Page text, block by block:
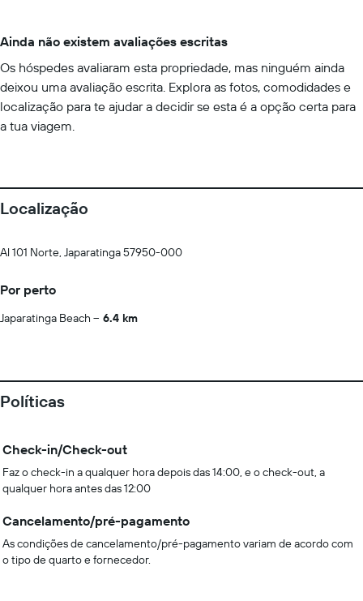
Ainda não existem avaliações escritas
Os hóspedes avaliaram esta propriedade, mas ninguém ainda
deixou uma avaliação escrita. Explora as fotos, comodidades e
localização para te ajudar a decidir se esta é a opção certa para
a tua viagem.
Localização
Al 101 Norte, Japaratinga 57950-000
Por perto
Japaratinga Beach 6.4 km
Políticas
Check-in/Check-out
Faz o check-in a qualquer hora depois das 14:00, e o check-out, a
qualquer hora antes das 12:00
Cancelamento/pré-pagamento
As condições de cancelamento/pré-pagamento variam de acordo com
o tipo de quarto e fornecedor.